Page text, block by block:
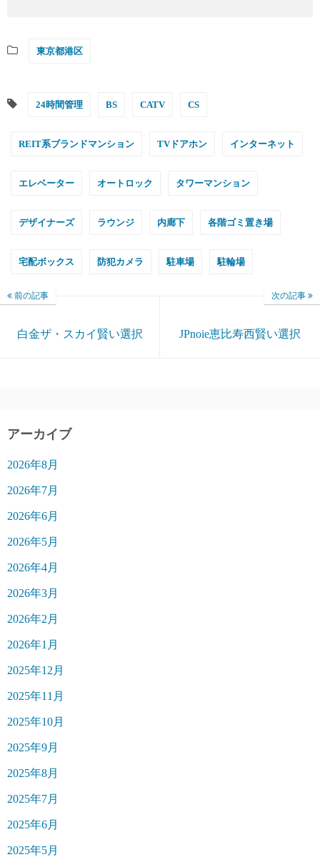
東京都港区
24時間管理 BS CATV CS
REIT系ブランドマンション TVドアホン インターネット
エレベーター オートロック タワーマンション
デザイナーズ ラウンジ 内廊下 各階ゴミ置き場
宅配ボックス 防犯カメラ 駐車場 駐輪場
前の記事
白金ザ・スカイ賢い選択
次の記事
JPnoie恵比寿西賢い選択
アーカイブ
2026年8月
2026年7月
2026年6月
2026年5月
2026年4月
2026年3月
2026年2月
2026年1月
2025年12月
2025年11月
2025年10月
2025年9月
2025年8月
2025年7月
2025年6月
2025年5月